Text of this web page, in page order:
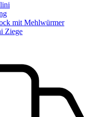
mit Mehlwürmer
Ziege